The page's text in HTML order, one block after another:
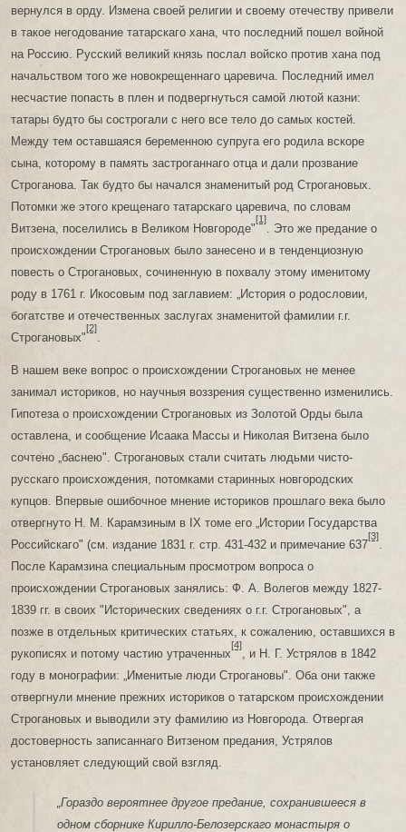
вернулся в орду. Измена своей религии и своему отечеству привели
в такое негодование татарскаго хана, что последний пошел войной
на Россию. Русский великий князь послал войско против хана под
начальством того же новокрещеннаго царевича. Последний имел
несчастие попасть в плен и подвергнуться самой лютой казни:
татары будто бы сострогали с него все тело до самых костей.
Между тем оставшаяся беременною супруга его родила вскоре
сына, которому в память застроганнаго отца и дали прозвание
Строганова. Так будто бы начался знаменитый род Строгановых.
Потомки же этого крещенаго татарскаго царевича, по словам
Витзена, поселились в Великом Новгороде"
[1]
. Это же предание о
происхождении Строгановых было занесено и в тенденциозную
повесть о Строгановых, сочиненную в похвалу этому именитому
роду в 1761 г. Икосовым под заглавием: „История о родословии,
богатстве и отечественных заслугах знаменитой фамилии г.г.
Строгановых"
[2]
В нашем веке вопрос о происхождении Строгановых не менее
занимал историков, но научныя воззрения существенно изменились.
Гипотеза о происхождении Строгановых из Золотой Орды была
оставлена, и сообщение Исаака Массы и Николая Витзена было
сочтено „баснею". Строгановых стали считать людьми чисто-
русскаго происхождения, потомками старинных новгородских
купцов. Впервые ошибочное мнение историков прошлаго века было
отвергнуто Н. М. Карамзиным в IX томе его „Истории Государства
Российскаго" (см. издание 1831 г. стр. 431-432 и примечание 637
[3]
.
После Карамзина специальным просмотром вопроса о
происхождении Строгановых занялись: Ф. А. Волегов между 1827-
1839 гг. в своих "Исторических сведениях о г.г. Строгановых", а
позже в отдельных критических статьях, к сожалению, оставшихся в
рукописях и потому частию утраченных
[4]
, и Н. Г. Устрялов в 1842
году в монографии: „Именитые люди Строгановы". Оба они также
отвергнули мнение прежних историков о татарском происхождении
Строгановых и выводили эту фамилию из Новгорода. Отвергая
достоверность записаннаго Витзеном предания, Устрялов
установляет следующий свой взгляд.
„Гораздо вероятнее другое предание, сохранившееся в
одном сборнике Кирилло-Белозерскаго монастыря о